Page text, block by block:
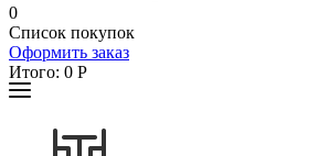
0
Список покупок
Оформить заказ
Итого: 0 Р